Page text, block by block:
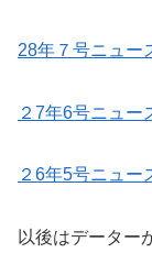
28年７号ニュー
２7年6号ニュー
２6年5号ニュー
以後はデーター